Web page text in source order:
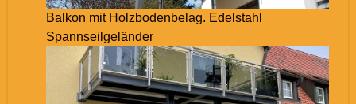
Balkon mit Holzbodenbelag. Edelstahl
Spannseilgeländer